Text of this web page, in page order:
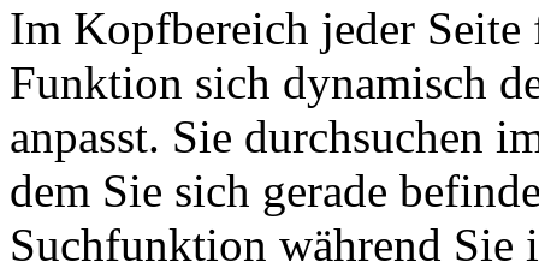
Im Kopfbereich jeder Seite
Funktion sich dynamisch
anpasst. Sie durchsuchen
dem Sie sich gerade
Suchfunktion während Sie